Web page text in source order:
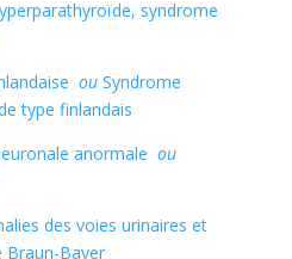
syndrome
ouSyndrome
type finlandais
anormale ou
des voies urinaires et
Braun-Bayer